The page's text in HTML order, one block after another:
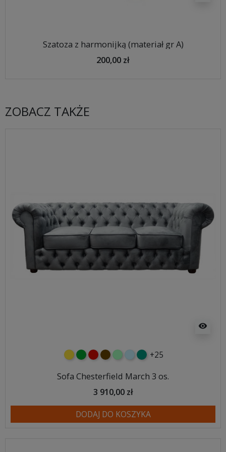
Szatoza z harmonijką (materiał gr A)
200,00 zł
ZOBACZ TAKŻE
visibility
żółtyzielonyczerwony
czekoladowy
miętowybłękitny
turkusowy
+25
Sofa Chesterfield March 3 os.
3 910,00 zł
DODAJ DO KOSZYKA